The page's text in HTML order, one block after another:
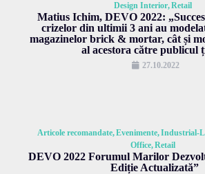
Design Interior Retail
Matius Ichim, DEVO 2022:
crizelor din ultimii 3 ani au
magazinelor brick & mortar, cât și
al acestora către publicul
27.10.2022
Articole recomandate Evenimente Industrial-
Office Retail
DEVO 2022 Forumul Marilor
Ediție Actualizată”